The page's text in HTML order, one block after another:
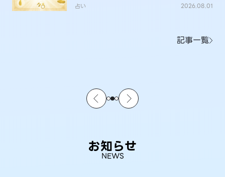
占い 2026.08.01
記事一覧
お知らせ
NEWS